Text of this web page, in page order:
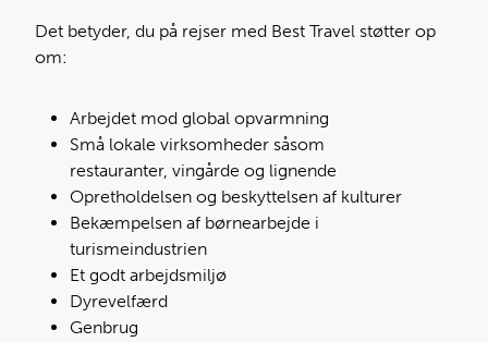
Det betyder, du på rejser med Best Travel støtter op
om:
Arbejdet mod global opvarmning
Små lokale virksomheder såsom
restauranter, vingårde og lignende
Opretholdelsen og beskyttelsen af kulturer
Bekæmpelsen af børnearbejde i
turismeindustrien
Et godt arbejdsmiljø
Dyrevelfærd
Genbrug